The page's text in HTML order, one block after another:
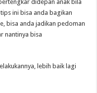
didepan anak bila
ini bisa anda bagikan
bisa anda jadikan pedoman
nantinya bisa
lebih baik lagi